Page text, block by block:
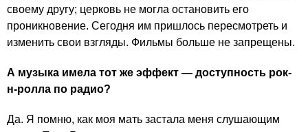
своему другу; церковь не могла остановить его
проникновение. Сегодня им пришлось пересмотреть и
изменить свои взгляды. Фильмы больше не запрещены.
А музыка имела тот же эффект — доступность рок-
н-ролла по радио?
Да. Я помню, как моя мать застала меня слушающим